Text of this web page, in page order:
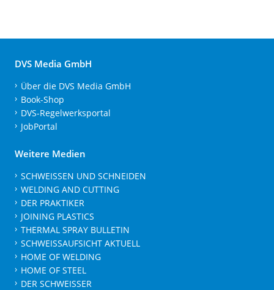
DVS Media GmbH
Über die DVS Media GmbH
Book-Shop
DVS-Regelwerksportal
JobPortal
Weitere Medien
SCHWEISSEN UND SCHNEIDEN
WELDING AND CUTTING
DER PRAKTIKER
JOINING PLASTICS
THERMAL SPRAY BULLETIN
SCHWEISSAUFSICHT AKTUELL
HOME OF WELDING
HOME OF STEEL
DER SCHWEISSER